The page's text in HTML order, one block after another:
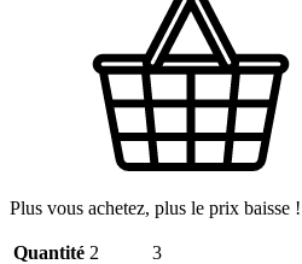
Plus vous achetez, plus le prix baisse !
Quantité 2
3